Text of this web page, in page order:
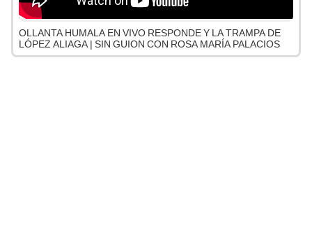
OLLANTA HUMALA EN VIVO RESPONDE Y LA TRAMPA DE
LÓPEZ ALIAGA | SIN GUION CON ROSA MARÍA PALACIOS